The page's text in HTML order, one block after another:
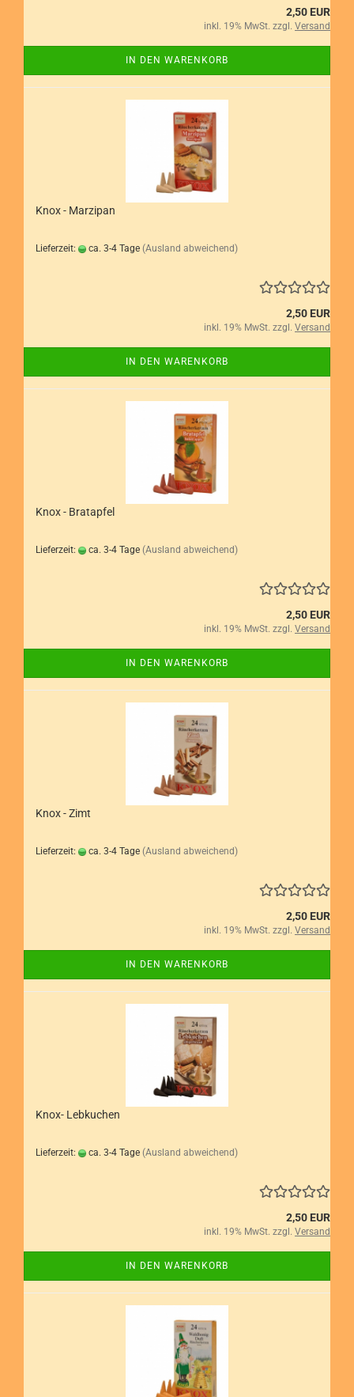
2,50 EUR
inkl. 19% MwSt. zzgl. Versand
IN DEN WARENKORB
Knox - Marzipan
Lieferzeit: ca. 3-4 Tage (Ausland abweichend)
2,50 EUR
inkl. 19% MwSt. zzgl. Versand
IN DEN WARENKORB
Knox - Bratapfel
Lieferzeit: ca. 3-4 Tage (Ausland abweichend)
2,50 EUR
inkl. 19% MwSt. zzgl. Versand
IN DEN WARENKORB
Knox - Zimt
Lieferzeit: ca. 3-4 Tage (Ausland abweichend)
2,50 EUR
inkl. 19% MwSt. zzgl. Versand
IN DEN WARENKORB
Knox- Lebkuchen
Lieferzeit: ca. 3-4 Tage (Ausland abweichend)
2,50 EUR
inkl. 19% MwSt. zzgl. Versand
IN DEN WARENKORB